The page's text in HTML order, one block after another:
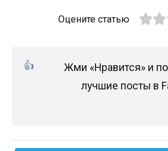
Оцените статью
Жми «Нравится» и
лучшие посты в